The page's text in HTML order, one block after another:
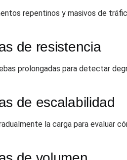
repentinos y masivos de
de resistencia
prolongadas para detectar
de escalabilidad
la carga para evaluar